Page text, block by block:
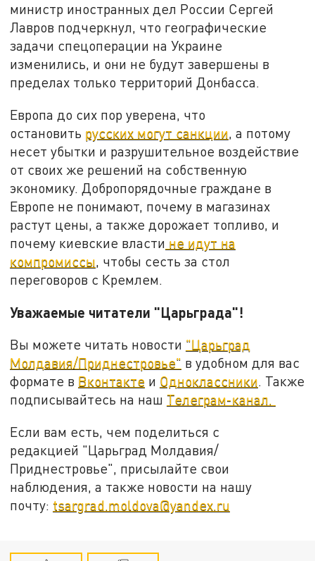
министр иностранных дел России Сергей
Лавров подчеркнул, что географические
задачи спецоперации на Украине
изменились, и они не будут завершены в
пределах только территорий Донбасса.
Европа до сих пор уверена, что
остановить русских могут санкции, а потому
несет убытки и разрушительное воздействие
от своих же решений на собственную
экономику. Добропорядочные граждане в
Европе не понимают, почему в магазинах
растут цены, а также дорожает топливо, и
почему киевские власти не идут на
компромиссы, чтобы сесть за стол
переговоров с Кремлем.
Уважаемые читатели "Царьграда"!
Вы можете читать новости "Царьград
Молдавия/Приднестровье" в удобном для вас
формате в Вконтакте и Одноклассники. Также
подписывайтесь на наш Телеграм-канал.
Если вам есть, чем поделиться с
редакцией "Царьград Молдавия/
Приднестровье", присылайте свои
наблюдения, а также новости на нашу
почту: tsargrad.moldova@yandex.ru